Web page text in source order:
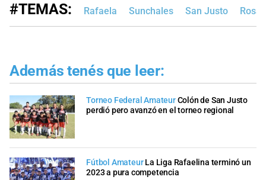
#TEMAS: Rafaela Sunchales San Justo
Además tenés que leer:
Torneo Federal AmateurColón de San Justo
perdió pero avanzó en el torneo regional
Fútbol Amateur La Liga Rafaelina terminó un
2023 a pura competencia